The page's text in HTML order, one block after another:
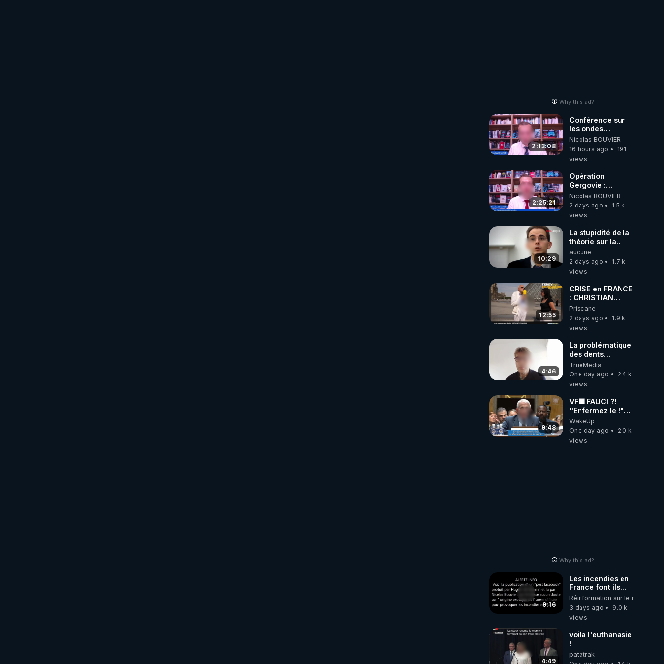
Why this ad?
2:13:08
Conférence sur
les ondes
électromagnétiques
par Grégoire
Caustru et Bart de
Nicolas BOUVIER
16 hours ago
191
views
2:25:21
Opération
Gergovie :
‪@38resistancegauloise‬
‪@MarionSigautOfficiel‬
‪@gladysriifard5710‬
Nicolas BOUVIER
2 days ago
1.5 k
views
10:29
La stupidité de la
théorie sur la
responsabilité de
l’homme
concernant le
carbone.
aucune
2 days ago
1.7 k
views
12:55
CRISE en FRANCE
: CHRISTIAN
COTTEN FAIT une
étrange
découverte
Priscane
2 days ago
1.9 k
views
4:46
La problématique
des dents
dévitalisées et
des implants
TrueMedia
One day ago
2.4 k
views
9:48
VF🟩 FAUCI ?!
"Enfermez le !"
(Lock him up!) -
Quartz Traduction
WakeUp
One day ago
2.0 k
views
Why this ad?
9:16
Les incendies en
France font ils
partie d' un plan
qui aurait débuté
le 11 septembre
Réinformation sur le monde
3 days ago
9.0 k
views
4:49
voila l'euthanasie
!
patatrak